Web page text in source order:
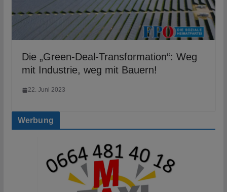
Die „Green-Deal-Transformation“: Weg
mit Industrie, weg mit Bauern!
22. Juni 2023
Werbung